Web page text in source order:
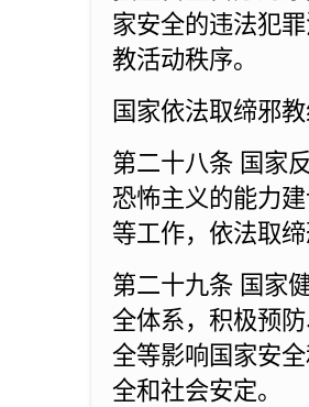
家安全的违法犯
教活动秩序。
国家依法取缔邪
第二十八条 国家
恐怖主义的能力
等工作，依法取
第二十九条 国家
全体系，积极预
全等影响国家安
全和社会安定。